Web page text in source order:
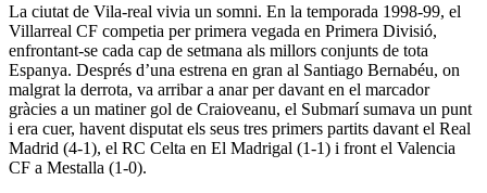
La ciutat de Vila-real vivia un somni. En la temporada 1998-99, el
Villarreal CF competia per primera vegada en Primera Divisió,
enfrontant-se cada cap de setmana als millors conjunts de tota
Espanya. Després d’una estrena en gran al Santiago Bernabéu, on
malgrat la derrota, va arribar a anar per davant en el marcador
gràcies a un matiner gol de Craioveanu, el Submarí sumava un punt
i era cuer, havent disputat els seus tres primers partits davant el Real
Madrid (4-1), el RC Celta en El Madrigal (1-1) i front el Valencia
CF a Mestalla (1-0).